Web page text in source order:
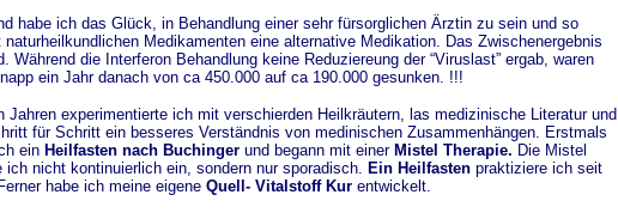
habe ich das Glück, in Behandlung einer sehr fürsorglichen Ärztin zu sein und so
naturheilkundlichen Medikamenten eine alternative Medikation. Das Zwischenergebnis
Während die Interferon Behandlung keine Reduziereung der “Viruslast” ergab, waren
ein Jahr danach von ca 450.000 auf ca 190.000 gesunken. !!!
Jahren experimentierte ich mit verschierden Heilkräutern, las medizinische Literatur und
für Schritt ein besseres Verständnis von medinischen Zusammenhängen. Erstmals
ein Heilfasten nach Buchinger und begann mit einer Mistel Therapie. Die Mistel
ich nicht kontinuierlich ein, sondern nur sporadisch. Ein Heilfasten praktiziere ich seit
habe ich meine eigene Quell- Vitalstoff Kur entwickelt.